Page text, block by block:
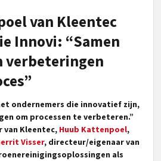
van Kleentec
Innovi: “Samen
verbeteringen
ondernemers die innovatief zijn,
om processen te verbeteren.”
van Kleentec, Huub Kattenpoel,
Visser, directeur/eigenaar van
als